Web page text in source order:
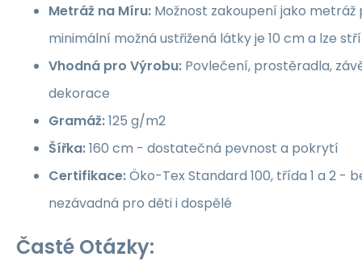
Metráž na Míru: Možnost zakoupení jako
minimální možná ustřižená látky je 10 cm a lze
Vhodná pro Výrobu: Povlečení, prostěradla,
dekorace
Gramáž:125 g/m2
Šířka:160 cm - dostatečná pevnost a pokrytí
Certifikace:Öko-Tex Standard 100, třída 1 a 2 -
nezávadná pro děti i dospělé
Časté Otázky: